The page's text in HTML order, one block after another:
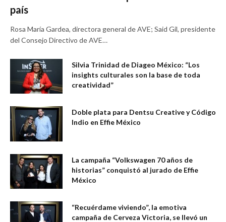
país
Rosa María Gardea, directora general de AVE; Said Gil, presidente
del Consejo Directivo de AVE…
Silvia Trinidad de Diageo México: “Los
insights culturales son la base de toda
creatividad”
Doble plata para Dentsu Creative y Código
Indio en Effie México
La campaña “Volkswagen 70 años de
historias” conquistó al jurado de Effie
México
“Recuérdame viviendo”, la emotiva
campaña de Cerveza Victoria, se llevó un